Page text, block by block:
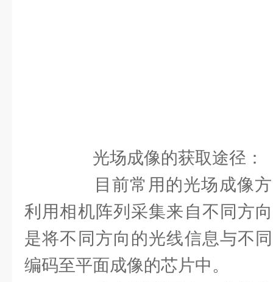
光场成像的获取途径：
目前常用的光场成像方
利用相机阵列采集来自不同方
是将不同方向的光线信息与不
编码至平面成像的芯片中。